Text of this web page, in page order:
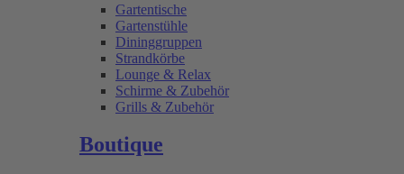
Gartentische
Gartenstühle
Dininggruppen
Strandkörbe
Lounge & Relax
Schirme & Zubehör
Grills & Zubehör
Boutique